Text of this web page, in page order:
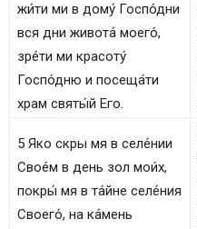
жи́ти ми в дому́ Госпо́дни
вся дни живота́ моего́,
зре́ти ми красоту́
Госпо́дню и посеща́ти
храм святы́й Его.
5 Яко скры мя в селе́нии
Свое́м в день зол мои́х,
покры́ мя в та́йне селе́ния
Своего́, на ка́мень